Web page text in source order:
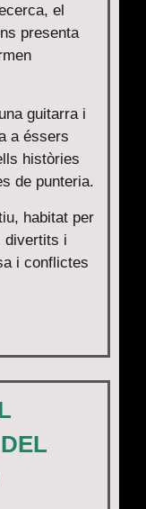
el
presenta
guitarra i
a éssers
històries
de punteria.
habitat per
divertits i
i conflictes